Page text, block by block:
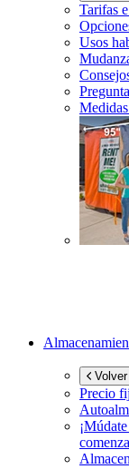
Tarifas
Usos
Precio